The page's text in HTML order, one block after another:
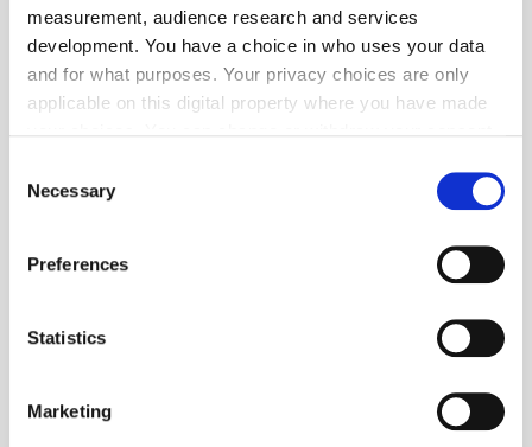
measurement, audience research and services
development. You have a choice in who uses your data
and for what purposes. Your privacy choices are only
applicable on this digital property where you have made
the Privacy trigger icon.
Collect information about your geographical location
Identify your device by actively scanning it for
Find out more about how your personal data is processed
and set your preferences in the
Selection
Necessary
Preferences
Statistics
Marketing
Foto: © vadimmashkov/123RF.com
Panorama| April 2026